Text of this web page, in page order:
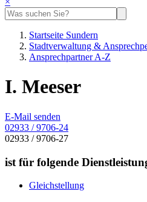
Startseite Sundern
Stadtverwaltung &
Ansprechpartner A-Z
I. Meeser
E-Mail senden
02933 / 9706-24
02933 / 9706-27
ist für folgende
Gleichstellung